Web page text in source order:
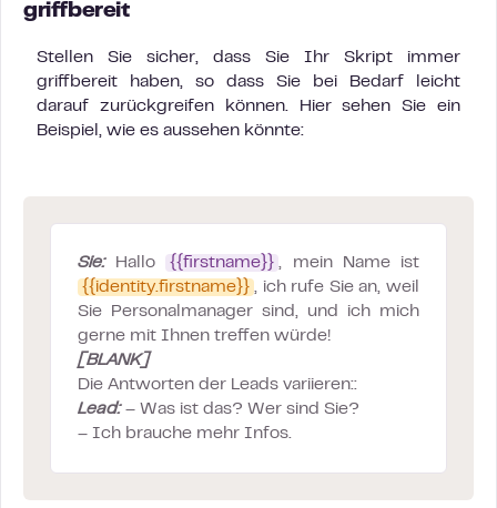
griffbereit
Stellen Sie sicher, dass Sie Ihr Skript immer
griffbereit haben, so dass Sie bei Bedarf leicht
darauf zurückgreifen können. Hier sehen Sie ein
Beispiel, wie es aussehen könnte:
Sie: Hallo {{firstname}} , mein Name ist
{{identity.firstname}} , ich rufe Sie an, weil
Sie Personalmanager sind, und ich mich
gerne mit Ihnen treffen würde!
[BLANK]
Die Antworten der Leads variieren::
Lead:– Was ist das? Wer sind Sie?
– Ich brauche mehr Infos.